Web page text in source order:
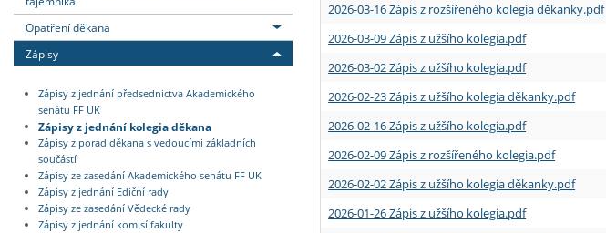
Opatření děkana
Zápisy
Zápisy z jednání předsednictva Akademického
senátu FF UK
Zápisy z jednání kolegia děkana
Zápisy z porad děkana s vedoucími základních
součástí
Zápisy ze zasedání Akademického senátu FF UK
Zápisy z jednání Ediční rady
Zápisy ze zasedání Vědecké rady
Zápisy z jednání komisí fakulty
2026-03-16 Zápis z rozšířeného kolegia děkanky.pdf
2026-03-09 Zápis z užšího kolegia.pdf
2026-03-02 Zápis z užšího kolegia.pdf
2026-02-23 Zápis z užšího kolegia děkanky.pdf
2026-02-16 Zápis z užšího kolegia.pdf
2026-02-09 Zápis z rozšířeného kolegia.pdf
2026-02-02 Zápis z užšího kolegia děkanky.pdf
2026-01-26 Zápis z užšího kolegia.pdf